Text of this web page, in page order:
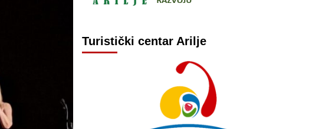
Turistički centar Arilje